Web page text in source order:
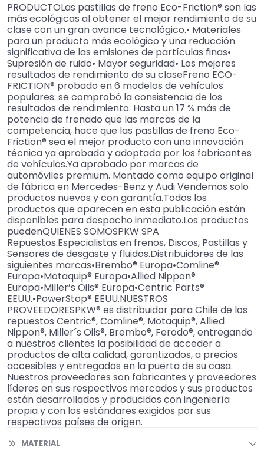
PRODUCTOLas pastillas de freno Eco-Friction® son las
más ecológicas al obtener el mejor rendimiento de su
clase con un gran avance tecnológico.• Materiales
para un producto más ecológico y una reducción
significativa de las emisiones de partículas finas•
Supresión de ruido• Mayor seguridad• Los mejores
resultados de rendimiento de su claseFreno ECO-
FRICTION® probado en 6 modelos de vehículos
populares: se comprobó la consistencia de los
resultados de rendimiento. Hasta un 17 % más de
potencia de frenado que las marcas de la
competencia, hace que las pastillas de freno Eco-
Friction® sea el mejor producto con una innovación
técnica ya aprobada y adoptada por los fabricantes
de vehículos.Ya aprobado por marcas de
automóviles premium. Montado como equipo original
de fábrica en Mercedes-Benz y Audi Vendemos solo
productos nuevos y con garantía.Todos los
productos que aparecen en esta publicación están
disponibles para despacho inmediato.Los productos
puedenQUIENES SOMOSPKW SPA
Repuestos.Especialistas en frenos, Discos, Pastillas y
Sensores de desgaste y fluidos.Distribuidores de las
siguientes marcas•Brembo® Europa•Comline®
Europa•Motaquip® Europa•Allied Nippon®
Europa•Miller’s Oils® Europa•Centric Parts®
EEUU.•PowerStop® EEUU.NUESTROS
PROVEEDORESPKW® es distribuidor para Chile de los
repuestos Centric®, Comline®, Motaquip®, Allied
Nippon®, Miller´s Oils®, Brembo®, Ferodo®, entregando
a nuestros clientes la posibilidad de acceder a
productos de alta calidad, garantizados, a precios
accesibles y entregados en la puerta de su casa.
Nuestros proveedores son fabricantes y proveedores
líderes en sus respectivos mercados y sus productos
están desarrollados y producidos con ingeniería
propia y con los estándares exigidos por sus
respectivos países de origen.
MATERIAL